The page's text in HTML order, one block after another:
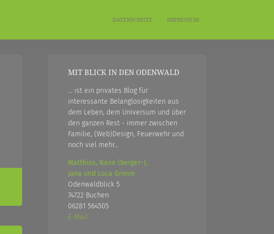
DATENSCHUTZ IMPRESSUM
MIT BLICK IN DEN ODENWALD
... ist ein privates Blog für
interessante Belanglosigkeiten aus
dem Leben, dem Universum und über
den ganzen Rest - immer zwischen
Familie, (Web)Design, Feuerwehr und
noch viel mehr...
Matthias, Nane (berger-),
Jana und Luca Grimm
Odenwaldblick 5
74722 Buchen
06281 564505
E-Mail